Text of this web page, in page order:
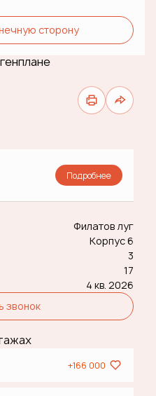
сторону
Подробнее
Филатов луг
Корпус 6
3
17
4 кв. 2026
звонок
+166 000